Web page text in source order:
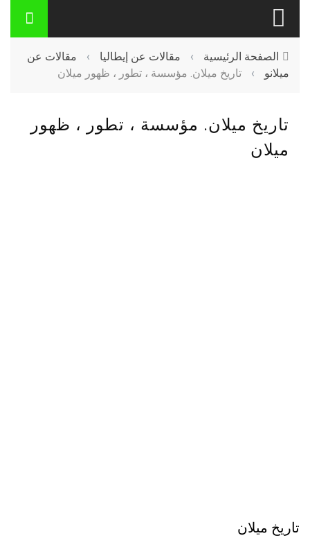
الصفحة الرئيسية › مقالات عن إيطاليا ›
مقالات عن
ميلانو
› تاريخ ميلان. مؤسسة ، تطور ، ظهور ميلان
تاريخ ميلان. مؤسسة ، تطور ، ظهور
ميلان
تاريخ ميلان